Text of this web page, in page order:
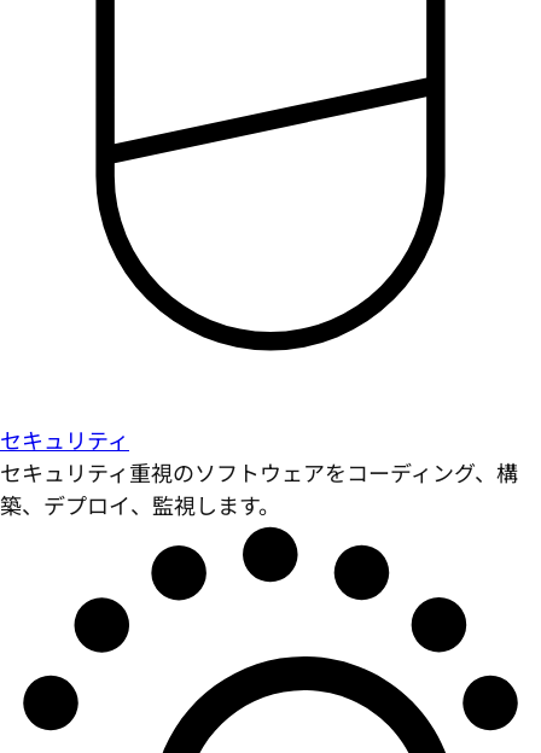
セキュリティ
セキュリティ重視のソフトウェアをコーディング、構
築、デプロイ、監視します。